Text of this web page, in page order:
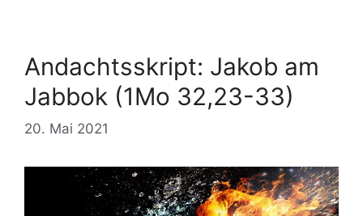
Andachtsskript: Jakob am
Jabbok (1Mo 32,23-33)
20. Mai 2021